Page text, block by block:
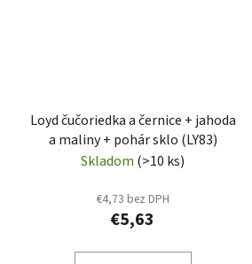
Loyd čučoriedka a černice + jahoda
a maliny + pohár sklo (LY83)
Skladom (>10 ks)
€4,73 bez DPH
€5,63